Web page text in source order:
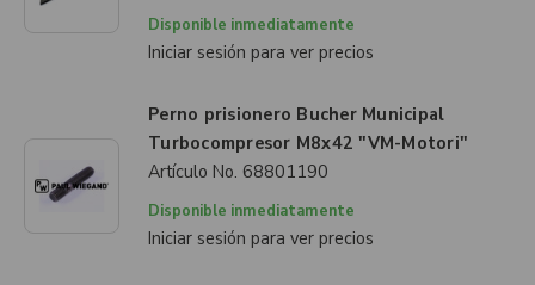
Disponible inmediatamente
Iniciar sesión para ver precios
Perno prisionero Bucher Municipal
Turbocompresor M8x42 "VM-Motori"
Artículo No. 68801190
Disponible inmediatamente
Iniciar sesión para ver precios